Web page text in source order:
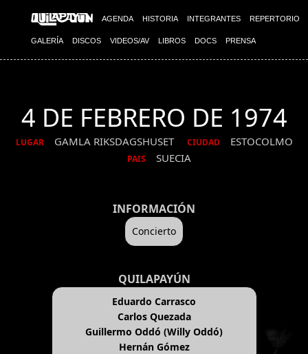
AGENDA HISTORIA INTEGRANTES REPERTORIO
GALERÍA DISCOS VIDEOS/AV LIBROS DOCS PRENSA
4 DE FEBRERO DE 1974
LUGAR GAMLA RIKSDAGSHUSET CIUDAD ESTOCOLMO
PAIS SUECIA
INFORMACIÓN
Concierto
QUILAPAYÚN
Eduardo Carrasco
Carlos Quezada
Guillermo Oddó (Willy Oddó)
Hernán Gómez